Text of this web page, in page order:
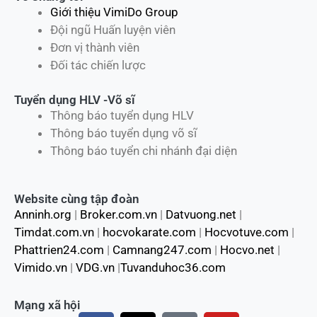
Giới thiệu VimiDo Group
Đội ngũ Huấn luyện viên
Đơn vị thành viên
Đối tác chiến lược
Tuyển dụng HLV -Võ sĩ
Thông báo tuyển dụng HLV
Thông báo tuyển dụng võ sĩ
Thông báo tuyển chi nhánh đại diện
Website cùng tập đoàn
Anninh.org | Broker.com.vn | Datvuong.net |
Timdat.com.vn | hocvokarate.com | Hocvotuve.com |
Phattrien24.com | Camnang247.com | Hocvo.net |
Vimido.vn | VDG.vn |Tuvanduhoc36.com
Mạng xã hội